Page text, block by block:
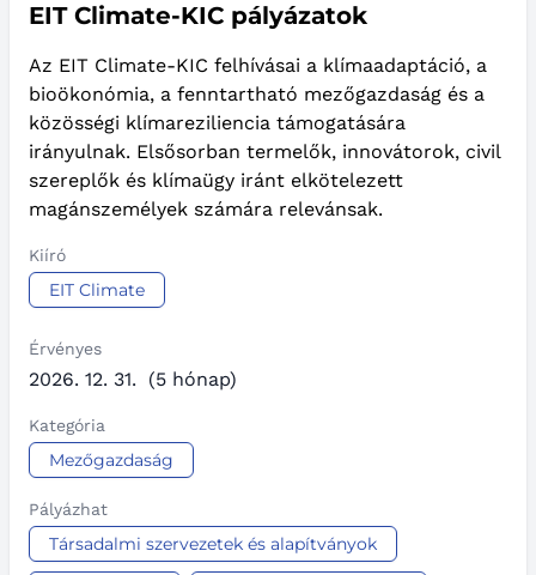
EIT Climate-KIC pályázatok
Az EIT Climate-KIC felhívásai a klímaadaptáció, a
bioökonómia, a fenntartható mezőgazdaság és a
közösségi klímareziliencia támogatására
irányulnak. Elsősorban termelők, innovátorok, civil
szereplők és klímaügy iránt elkötelezett
magánszemélyek számára relevánsak.
Kiíró
EIT Climate
Érvényes
2026. 12. 31. (5 hónap)
Kategória
Mezőgazdaság
Pályázhat
Társadalmi szervezetek és alapítványok